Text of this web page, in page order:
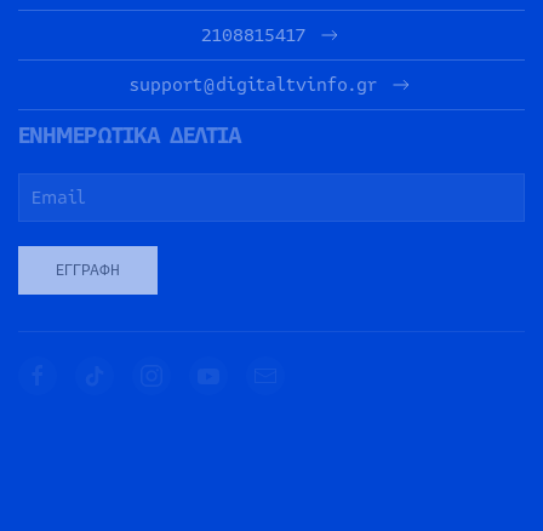
2108815417
support@digitaltvinfo.gr
ΕΝΗΜΕΡΩΤΙΚΑ ΔΕΛΤΙΑ
ΕΓΓΡΑΦΉ